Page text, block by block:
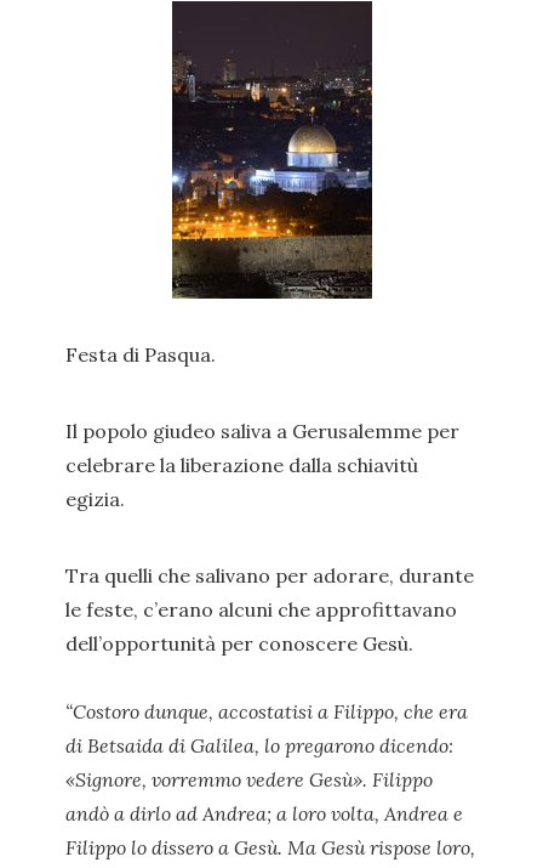
Festa di Pasqua.
Il popolo giudeo saliva a Gerusalemme per
celebrare la liberazione dalla schiavitù
egizia.
Tra quelli che salivano per adorare, durante
le feste, c’erano alcuni che approfittavano
dell’opportunità per conoscere Gesù.
“Costoro dunque, accostatisi a Filippo, che era
di Betsaida di Galilea, lo pregarono dicendo:
«Signore, vorremmo vedere Gesù». Filippo
andò a dirlo ad Andrea; a loro volta, Andrea e
Filippo lo dissero a Gesù. Ma Gesù rispose loro,